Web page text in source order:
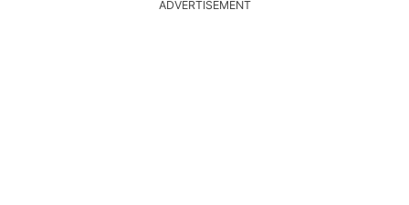
ADVERTISEMENT